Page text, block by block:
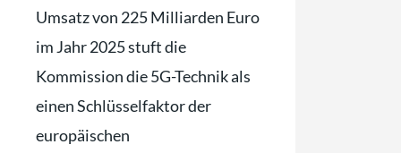
Umsatz von 225 Milliarden Euro
im Jahr 2025 stuft die
Kommission die 5G-Technik als
einen Schlüsselfaktor der
europäischen